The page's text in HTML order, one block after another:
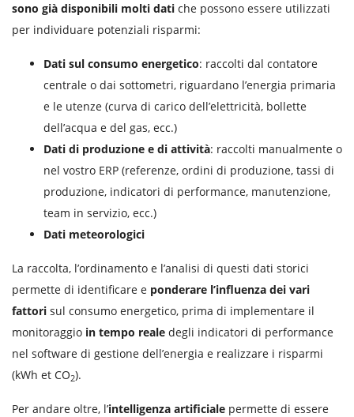
sono già disponibili molti dati che possono essere utilizzati
per individuare potenziali risparmi:
Dati sul consumo energetico: raccolti dal contatore
centrale o dai sottometri, riguardano l’energia primaria
e le utenze (curva di carico dell’elettricità, bollette
dell’acqua e del gas, ecc.)
Dati di produzione e di attività: raccolti manualmente o
nel vostro ERP (referenze, ordini di produzione, tassi di
produzione, indicatori di performance, manutenzione,
team in servizio, ecc.)
Dati meteorologici
La raccolta, l’ordinamento e l’analisi di questi dati storici
permette di identificare e ponderare l’influenza dei vari
fattori sul consumo energetico, prima di implementare il
monitoraggio in tempo reale degli indicatori di performance
nel software di gestione dell’energia e realizzare i risparmi
(kWh et CO2).
Per andare oltre, l’intelligenza artificiale permette di essere